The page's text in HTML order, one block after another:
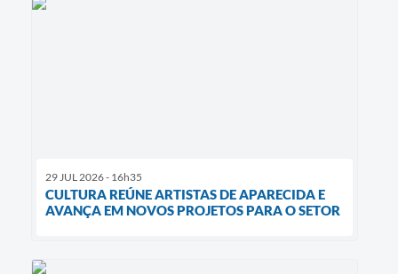
29 JUL 2026 - 16h35
CULTURA REÚNE ARTISTAS DE APARECIDA E
AVANÇA EM NOVOS PROJETOS PARA O SETOR